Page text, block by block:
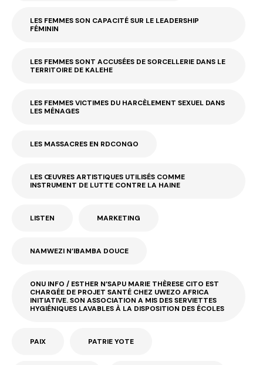
LES FEMMES SON CAPACITÉ SUR LE LEADERSHIP
FÉMININ
LES FEMMES SONT ACCUSÉES DE SORCELLERIE DANS LE
TERRITOIRE DE KALEHE
LES FEMMES VICTIMES DU HARCÈLEMENT SEXUEL DANS
LES MÉNAGES
LES MASSACRES EN RDCONGO
LES ŒUVRES ARTISTIQUES UTILISÉS COMME
INSTRUMENT DE LUTTE CONTRE LA HAINE
LISTEN MARKETING
NAMWEZI N’IBAMBA DOUCE
ONU INFO / ESTHER N’SAPU MARIE THÈRESE CITO EST
CHARGÉE DE PROJET SANTÉ CHEZ UWEZO AFRICA
INITIATIVE. SON ASSOCIATION A MIS DES SERVIETTES
HYGIÉNIQUES LAVABLES À LA DISPOSITION DES ÉCOLES
PAIX PATRIE YOTE